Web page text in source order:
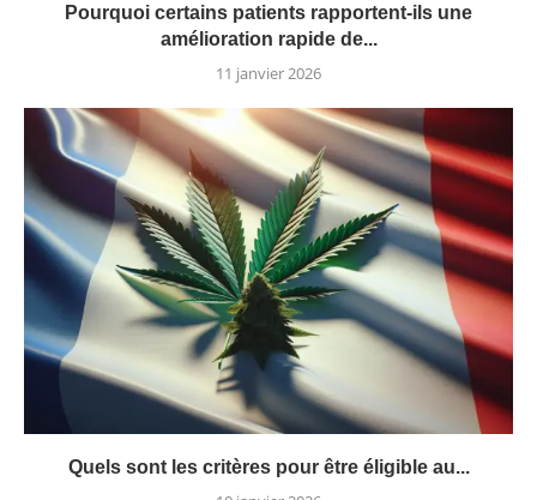
Pourquoi certains patients rapportent-ils une
amélioration rapide de...
11 janvier 2026
Quels sont les critères pour être éligible au...